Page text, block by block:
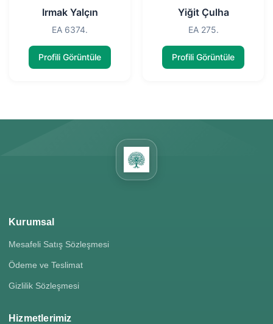
Irmak Yalçın
EA 6374.
Profili Görüntüle
Yiğit Çulha
EA 275.
Profili Görüntüle
Kurumsal
Mesafeli Satış Sözleşmesi
Ödeme ve Teslimat
Gizlilik Sözleşmesi
Hizmetlerimiz